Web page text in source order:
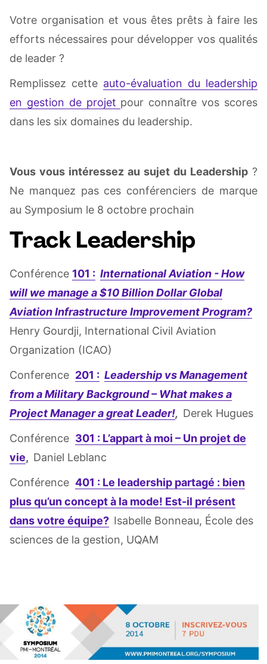
Votre organisation et vous êtes prêts à faire les
efforts nécessaires pour développer vos qualités
de leader ?
Remplissez cette auto-évaluation du leadership
en gestion de projet pour connaître vos scores
dans les six domaines du leadership.
Vous vous intéressez au sujet du Leadership ?
Ne manquez pas ces conférenciers de marque
au Symposium le 8 octobre prochain
Track Leadership
Conférence 101 : International Aviation - How
will we manage a $10 Billion Dollar Global
Aviation Infrastructure Improvement Program?
Henry Gourdji, International Civil Aviation
Organization (ICAO)
Conference 201 : Leadership vs Management
from a Military Background – What makes a
Project Manager a great Leader!, Derek Hugues
Conférence 301 : L’appart à moi – Un projet de
vie, Daniel Leblanc
Conférence 401 : Le leadership partagé : bien
plus qu’un concept à la mode! Est-il présent
dans votre équipe? Isabelle Bonneau, École des
sciences de la gestion, UQAM